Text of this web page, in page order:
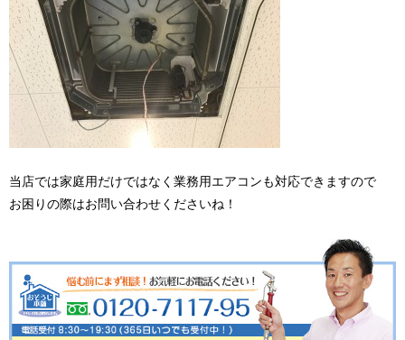
当店では家庭用だけではなく業務用エアコンも対応できますので
お困りの際はお問い合わせくださいね！